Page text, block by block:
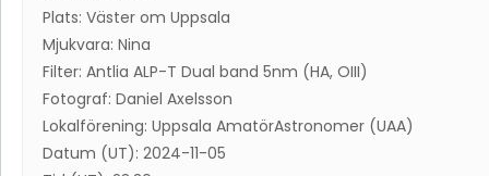
Plats: Väster om Uppsala
Mjukvara: Nina
Filter: Antlia ALP-T Dual band 5nm (HA, OIII)
Fotograf: Daniel Axelsson
Lokalförening: Uppsala AmatörAstronomer (UAA)
Datum (UT): 2024-11-05